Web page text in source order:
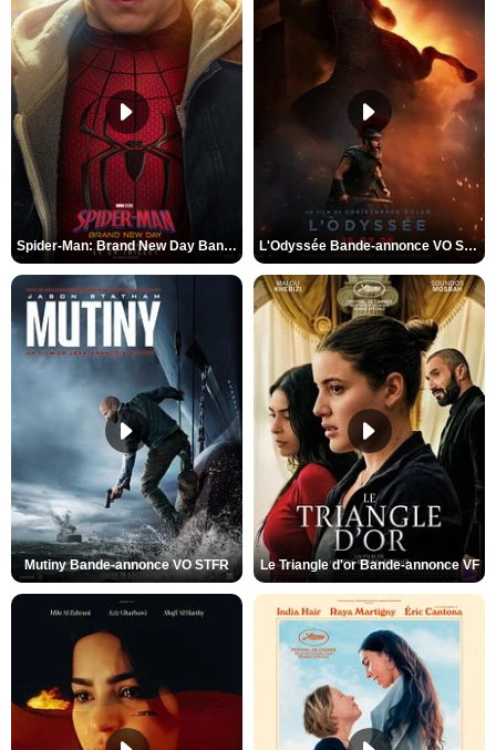
Spider-Man: Brand New Day Bande-annonce VO STFR L'Odyssée Bande-annonce VO STFR
Mutiny Bande-annonce VO STFR Le Triangle d'or Bande-annonce VF